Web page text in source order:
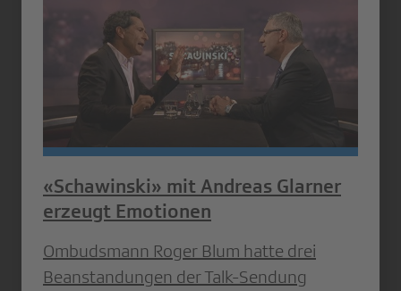
«Schawinski» mit Andreas Glarner
erzeugt Emotionen
Ombudsmann Roger Blum hatte drei
Beanstandungen der Talk-Sendung